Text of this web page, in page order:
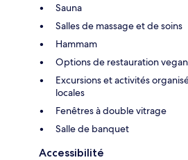
Sauna
Salles de massage et de soins
Hammam
Options de restauration vegan
Excursions et activités
locales
Fenêtres à double vitrage
Salle de banquet
Accessibilité